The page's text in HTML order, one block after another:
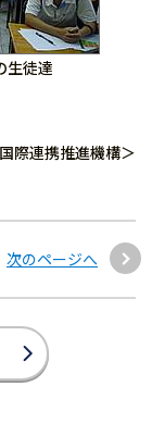
生徒達
際連携推進機構＞
次のページへ